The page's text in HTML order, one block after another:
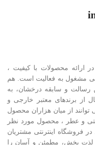
25 سال سابقه در ارائه محصولات با کيفيت ،
مشغول به فعاليت است. هم
رسالت و سابقه درخشان، به
از برندهای معتبر خارجی و
از ميان هزاران محصول
و عطر ، محصول مورد نظر
فروشگاه اینترنتی مشتريان
لذت بخش، مطمئن و آسان را